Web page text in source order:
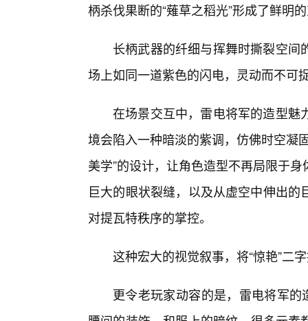
柄杀伐果断的“薙草之稻光”形成了鲜明
长柄武器的纤细与挥舞时撕裂空
场上如同一道紫色的闪电，灵动而不可
在场景交互中，雷电将军的造型魅
境会陷入一种暗淡的紫调，仿佛时空凝
美学”的设计，让角色造型不再局限于
巨大的眼状裂缝，以及从虚空中伸出
对提瓦特秩序的掌控。
这种宏大的视觉叙事，将“惊艳”二
更令老玩家动容的是，雷电将军的